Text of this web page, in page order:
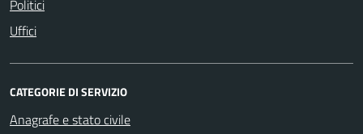
Politici
Uffici
CATEGORIE DI SERVIZIO
Anagrafe e stato civile